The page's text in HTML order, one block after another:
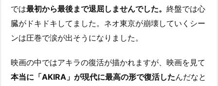
では最初から最後まで退屈しませんでした。 終盤では心
臓がドキドキしてました。ネオ東京が崩壊していくシー
ンは圧巻で涙が出そうになりました。
映画の中ではアキラの復活が描かれますが、映画を見て
本当に「AKIRA」が現代に最高の形で復活したんだなと